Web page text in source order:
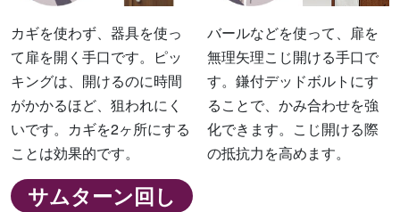
カギを使わず、器具を使っ
て扉を開く手口です。ピッ
キングは、開けるのに時間
がかかるほど、狙われにく
いです。カギを2ヶ所にする
ことは効果的です。
バールなどを使って、扉を
無理矢理こじ開ける手口で
す。鎌付デッドボルトにす
ることで、かみ合わせを強
化できます。こじ開ける際
の抵抗力を高めます。
サムターン回し